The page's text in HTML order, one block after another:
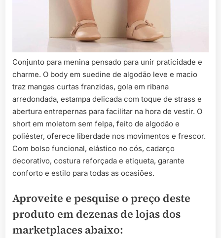
Conjunto para menina pensado para unir praticidade e
charme. O body em suedine de algodão leve e macio
traz mangas curtas franzidas, gola em ribana
arredondada, estampa delicada com toque de strass e
abertura entrepernas para facilitar na hora de vestir. O
short em moletom sem felpa, feito de algodão e
poliéster, oferece liberdade nos movimentos e frescor.
Com bolso funcional, elástico no cós, cadarço
decorativo, costura reforçada e etiqueta, garante
conforto e estilo para todas as ocasiões.
Aproveite e pesquise o preço deste
produto em dezenas de lojas dos
marketplaces abaixo: